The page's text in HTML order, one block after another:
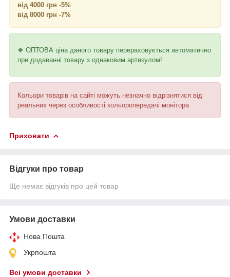
від 4000 грн -5%
від 8000 грн -7%
❖ ОПТОВА ціна даного товару перераховується автоматично
при додаванні товару з однаковим артикулом!
Кольори товарів на сайті можуть незначно відрізнятися від
реальних через особливості кольоропередачі монітора
Приховати
Відгуки про товар
Ще немає відгуків про цей товар
Умови доставки
Нова Пошта
Укрпошта
Всі умови доставки